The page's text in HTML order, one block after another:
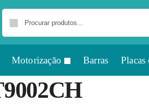
Motorização Barras Placas